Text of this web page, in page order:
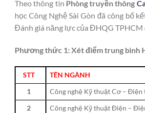
Theo thông tin Phòng truyền thông
học Công Nghệ Sài Gòn đã công bố
Đánh giá năng lực của ĐHQG TPHCM
Phương thức 1: Xét điểm trung bình
STT TÊN NGÀNH
1
Công nghệ Kỹ thuật Cơ – Điện
2 Công nghệ Kỹ thuật Điện –